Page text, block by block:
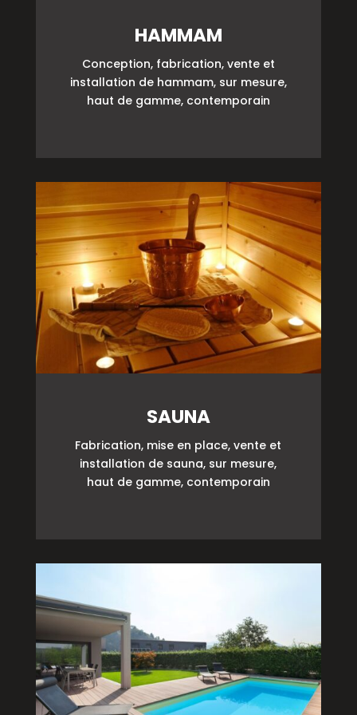
HAMMAM
Conception, fabrication, vente et
installation de hammam, sur mesure,
haut de gamme, contemporain
SAUNA
Fabrication, mise en place, vente et
installation de sauna, sur mesure,
haut de gamme, contemporain